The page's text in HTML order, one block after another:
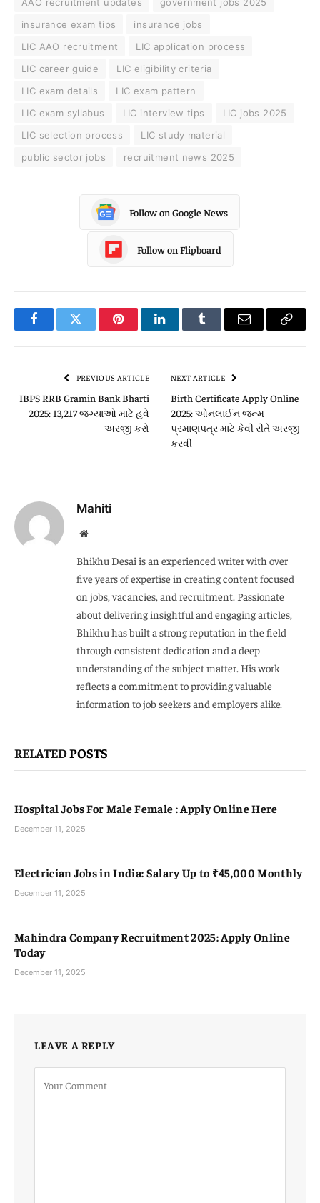
AAO recruitment updates
government jobs 2025
insurance exam tips
insurance jobs
LIC AAO recruitment
LIC application process
LIC career guide
LIC eligibility criteria
LIC exam details
LIC exam pattern
LIC exam syllabus
LIC interview tips
LIC jobs 2025
LIC selection process
LIC study material
public sector jobs
recruitment news 2025
Follow on Google News
Follow on Flipboard
FacebookTwitter PinterestLinkedInTumblr Email
Copy
PREVIOUS ARTICLE
IBPS RRB Gramin Bank Bharti
2025: 13,217 જગ્યાઓ માટે હવે
અરજી કરો
NEXT ARTICLE
Birth Certificate Apply Online
2025: ઓનલાઈન જન્મ
પ્રમાણપત્ર માટે કેવી રીતે અરજી
કરવી
Mahiti
Website
Bhikhu Desai is an experienced writer with over
five years of expertise in creating content focused
on jobs, vacancies, and recruitment. Passionate
about delivering insightful and engaging articles,
Bhikhu has built a strong reputation in the field
through consistent dedication and a deep
understanding of the subject matter. His work
reflects a commitment to providing valuable
information to job seekers and employers alike.
RELATEDPOSTS
Hospital Jobs For Male Female : Apply Online Here
December 11, 2025
Electrician Jobs in India: Salary Up to ₹45,000 Monthly
December 11, 2025
Mahindra Company Recruitment 2025: Apply Online
Today
December 11, 2025
LEAVE A REPLY